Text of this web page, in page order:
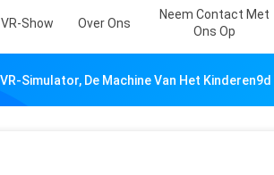
VR-Show Over Ons
Neem Contact Met
Ons Op
Simulator, De Machine Van Het Kinderen9d